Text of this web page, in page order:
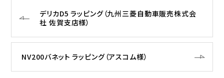
デリカD5 ラッピング（九州三菱自動車販売株式会
社 佐賀支店様）
NV200バネット ラッピング（アスコム様）